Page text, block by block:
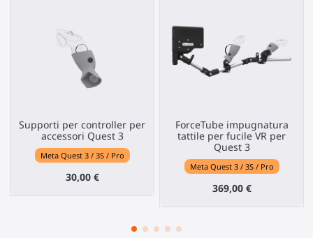
Supporti per controller per
accessori Quest 3
Meta Quest 3 / 3S / Pro
30,00 €
ForceTube impugnatura
tattile per fucile VR per
Quest 3
Meta Quest 3 / 3S / Pro
369,00 €